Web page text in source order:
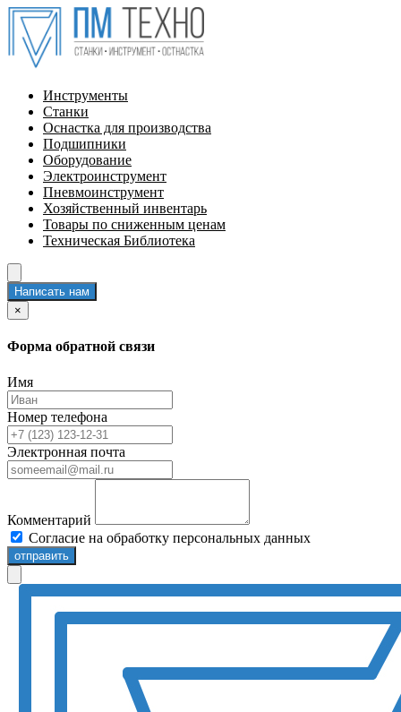
Инструменты
Станки
Оснастка для производства
Подшипники
Оборудование
Электроинструмент
Пневмоинструмент
Хозяйственный инвентарь
Товары по сниженным ценам
Техническая Библиотека
Написать нам
×
Форма обратной связи
Имя
Номер телефона
Электронная почта
Комментарий
Согласие на обработку персональных данных
отправить